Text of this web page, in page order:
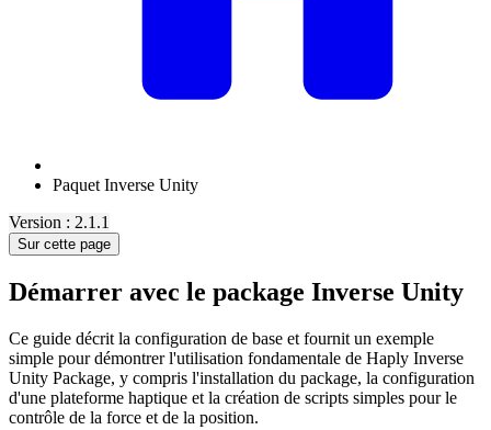
Paquet Inverse Unity
Version : 2.1.1
Sur cette page
Démarrer avec le package Inverse Unity
Ce guide décrit la configuration de base et fournit un exemple
simple pour démontrer l'utilisation fondamentale de Haply Inverse
Unity Package, y compris l'installation du package, la configuration
d'une plateforme haptique et la création de scripts simples pour le
contrôle de la force et de la position.